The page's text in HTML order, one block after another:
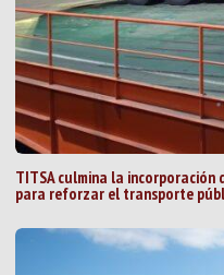
TITSA culmina la incorporación
para reforzar el transporte